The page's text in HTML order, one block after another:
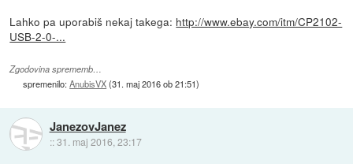
Lahko pa uporabiš nekaj takega: http://www.ebay.com/itm/CP2102-
USB-2-0-...
Zgodovina sprememb…
spremenilo:AnubisVX(31. maj 2016 ob 21:51)
JanezovJanez
::31. maj 2016, 23:17